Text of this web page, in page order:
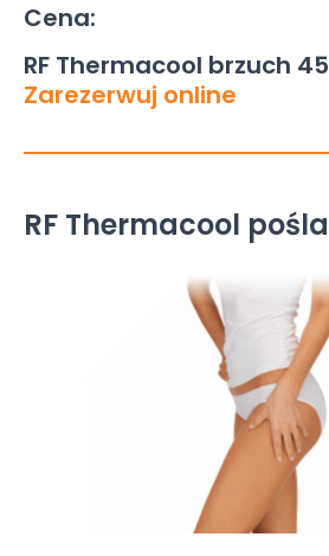
Cena:
RF Thermacool brzuch
Zarezerwuj online
RF Thermacool